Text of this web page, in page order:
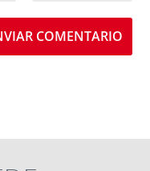
COMENTARIO